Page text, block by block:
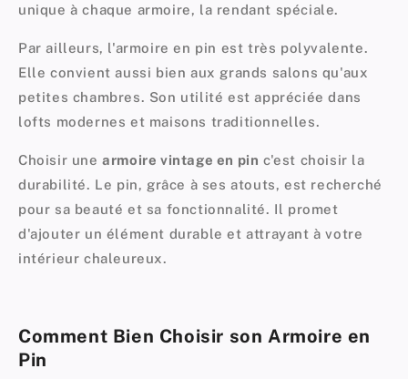
unique à chaque armoire, la rendant spéciale.
Par ailleurs, l'armoire en pin est très polyvalente.
Elle convient aussi bien aux grands salons qu'aux
petites chambres. Son utilité est appréciée dans
lofts modernes et maisons traditionnelles.
Choisir unearmoire vintage en pin c'est choisir la
durabilité. Le pin, grâce à ses atouts, est recherché
pour sa beauté et sa fonctionnalité. Il promet
d'ajouter un élément durable et attrayant à votre
intérieur chaleureux.
Comment Bien Choisir son Armoire en
Pin